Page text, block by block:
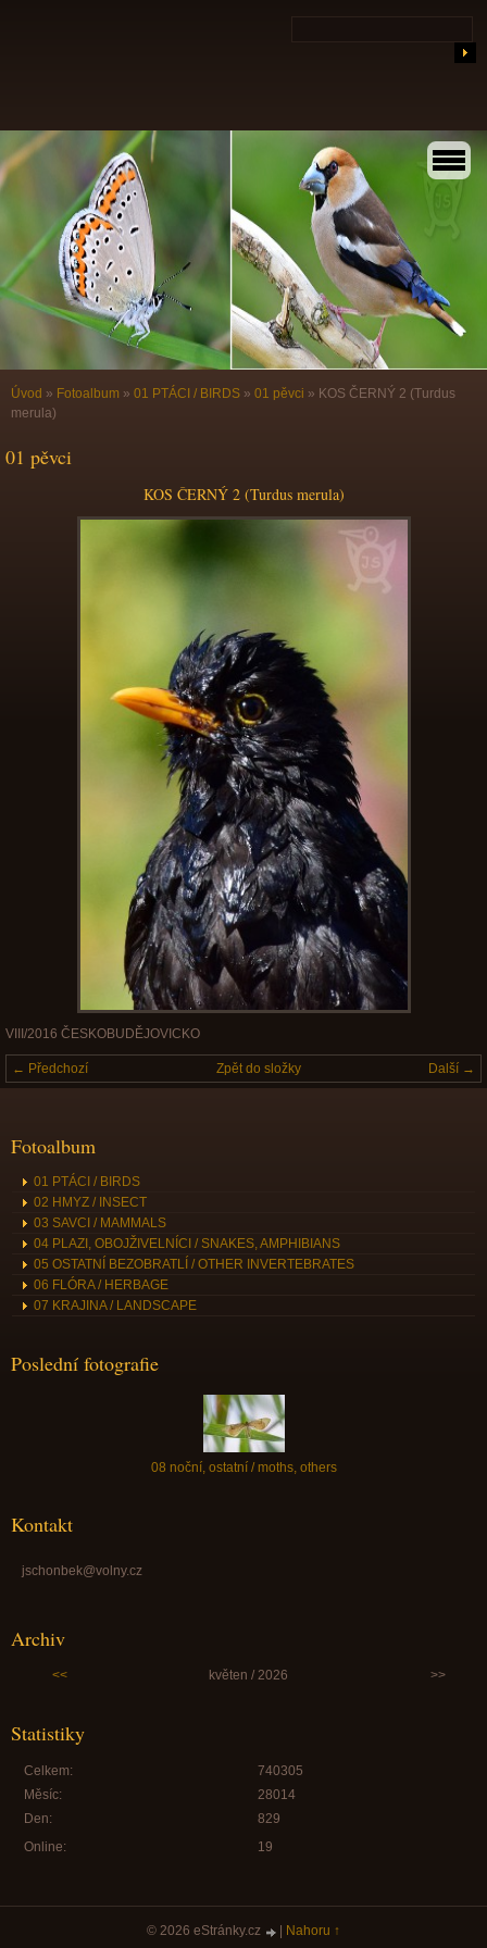
Úvod » Fotoalbum » 01 PTÁCI / BIRDS » 01 pěvci » KOS ČERNÝ 2 (Turdus
merula)
01 pěvci
KOS ČERNÝ 2 (Turdus merula)
VIII/2016 ČESKOBUDĚJOVICKO
← Předchozí Další →
Zpět do složky
Fotoalbum
01 PTÁCI / BIRDS
02 HMYZ / INSECT
03 SAVCI / MAMMALS
04 PLAZI, OBOJŽIVELNÍCI / SNAKES, AMPHIBIANS
05 OSTATNÍ BEZOBRATLÍ / OTHER INVERTEBRATES
06 FLÓRA / HERBAGE
07 KRAJINA / LANDSCAPE
Poslední fotografie
08 noční, ostatní / moths, others
Kontakt
jschonbek@volny.cz
Archiv
<< květen / 2026 >>
Statistiky
Online: 19
Celkem:
740305
Měsíc:
28014
Den:
829
© 2026 eStránky.cz Nahoru ↑